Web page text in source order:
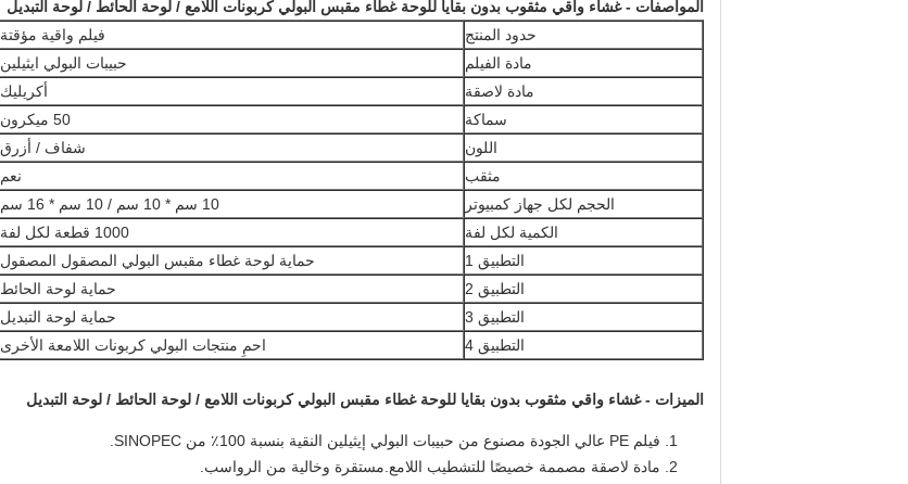
المواصفات - غشاء واقي مثقوب بدون بقايا للوحة غطاء مقبس البولي كربونات اللامع / لوحة الحائط / لوحة التبديل
حدود المنتج
فيلم واقية مؤقتة
مادة الفيلم
حبيبات البولي ايثيلين
مادة لاصقة
أكريليك
سماكة
50 ميكرون
اللون
شفاف / أزرق
مثقب
نعم
الحجم لكل جهاز كمبيوتر
10 سم * 10 سم / 10 سم * 16 سم
الكمية لكل لفة
1000 قطعة لكل لفة
التطبيق 1
حماية لوحة غطاء مقبس البولي المصقول المصقول
التطبيق 2
حماية لوحة الحائط
التطبيق 3
حماية لوحة التبديل
التطبيق 4
احمِ منتجات البولي كربونات اللامعة الأخرى
الميزات - غشاء واقي مثقوب بدون بقايا للوحة غطاء مقبس البولي كربونات اللامع / لوحة الحائط / لوحة التبديل
فيلم PE عالي الجودة مصنوع من حبيبات البولي إيثيلين النقية بنسبة 100٪ من SINOPEC.
مادة لاصقة مصممة خصيصًا للتشطيب اللامع.مستقرة وخالية من الرواسب.